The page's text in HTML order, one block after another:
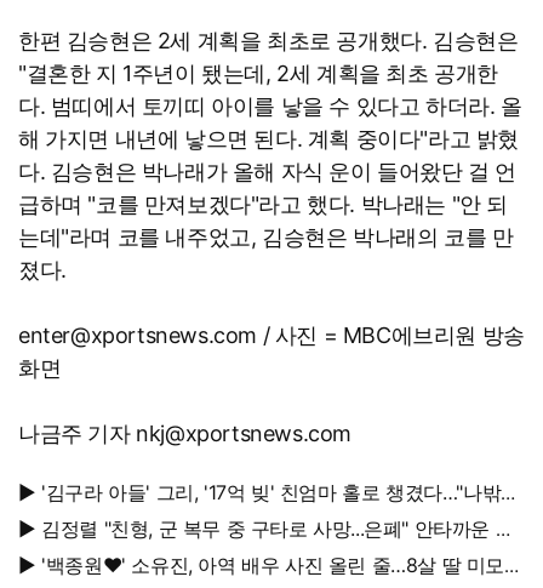
한편 김승현은 2세 계획을 최초로 공개했다. 김승현은
"결혼한 지 1주년이 됐는데, 2세 계획을 최초 공개한
다. 범띠에서 토끼띠 아이를 낳을 수 있다고 하더라. 올
해 가지면 내년에 낳으면 된다. 계획 중이다"라고 밝혔
다. 김승현은 박나래가 올해 자식 운이 들어왔단 걸 언
급하며 "코를 만져보겠다"라고 했다. 박나래는 "안 되
는데"라며 코를 내주었고, 김승현은 박나래의 코를 만
졌다.
enter@xportsnews.com / 사진 = MBC에브리원 방송
화면
나금주 기자 nkj@xportsnews.com
▶ '김구라 아들' 그리, '17억 빚' 친엄마 홀로 챙겼다…"나밖에
없어, 연락 꾸준히 하는 중"
▶ 김정렬 "친형, 군 복무 중 구타로 사망...은폐" 안타까운 가
족사
▶ '백종원♥' 소유진, 아역 배우 사진 올린 줄…8살 딸 미모